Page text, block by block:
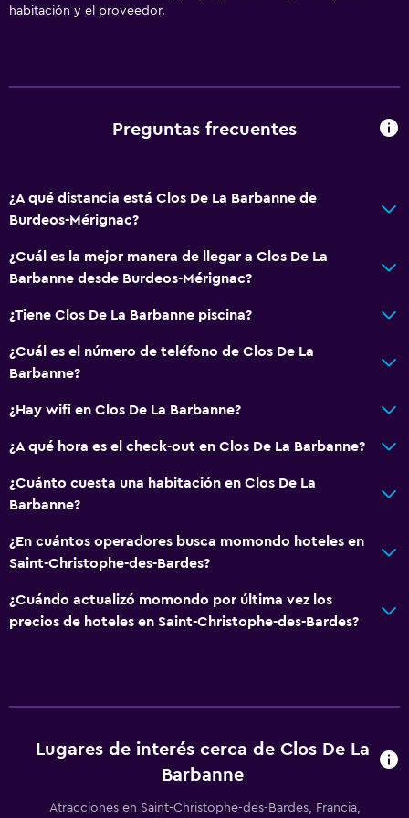
habitación y el proveedor.
Preguntas frecuentes
¿A qué distancia está Clos De La Barbanne de
Burdeos-Mérignac?
¿Cuál es la mejor manera de llegar a Clos De La
Barbanne desde Burdeos-Mérignac?
¿Tiene Clos De La Barbanne piscina?
¿Cuál es el número de teléfono de Clos De La
Barbanne?
¿Hay wifi en Clos De La Barbanne?
¿A qué hora es el check-out en Clos De La Barbanne?
¿Cuánto cuesta una habitación en Clos De La
Barbanne?
¿En cuántos operadores busca momondo hoteles en
Saint-Christophe-des-Bardes?
¿Cuándo actualizó momondo por última vez los
precios de hoteles en Saint-Christophe-des-Bardes?
Lugares de interés cerca de Clos De La
Barbanne
Atracciones en Saint-Christophe-des-Bardes, Francia,